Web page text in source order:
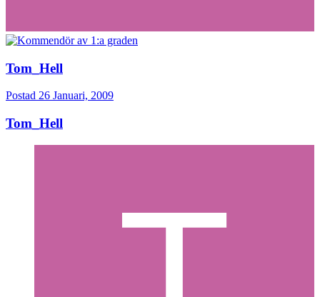
Tom_Hell
Postad 26 Januari, 2009
Tom_Hell